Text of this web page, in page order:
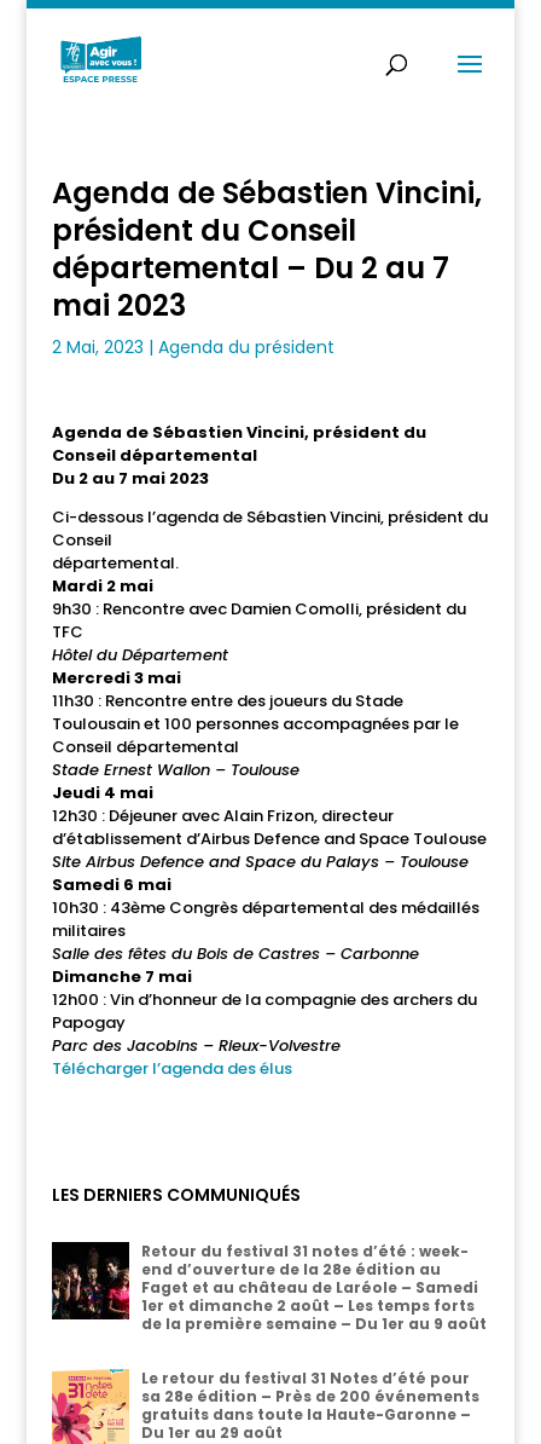
Agenda de Sébastien Vincini,
président du Conseil
départemental – Du 2 au 7
mai 2023
2 Mai, 2023 | Agenda du président
Agenda de Sébastien Vincini, président du
Conseil départemental
Du 2 au 7 mai 2023
Ci-dessous l’agenda de Sébastien Vincini, président du
Conseil
départemental.
Mardi 2 mai
9h30 : Rencontre avec Damien Comolli, président du
TFC
Hôtel du Département
Mercredi 3 mai
11h30 : Rencontre entre des joueurs du Stade
Toulousain et 100 personnes accompagnées par le
Conseil départemental
Stade Ernest Wallon – Toulouse
Jeudi 4 mai
12h30 : Déjeuner avec Alain Frizon, directeur
d’établissement d’Airbus Defence and Space Toulouse
Site Airbus Defence and Space du Palays – Toulouse
Samedi 6 mai
10h30 : 43ème Congrès départemental des médaillés
militaires
Salle des fêtes du Bois de Castres – Carbonne
Dimanche 7 mai
12h00 : Vin d’honneur de la compagnie des archers du
Papogay
Parc des Jacobins – Rieux-Volvestre
Télécharger l’agenda des élus
LES DERNIERS COMMUNIQUÉS
Retour du festival 31 notes d’été : week-
end d’ouverture de la 28e édition au
Faget et au château de Laréole – Samedi
1er et dimanche 2 août – Les temps forts
de la première semaine – Du 1er au 9 août
Le retour du festival 31 Notes d’été pour
sa 28e édition – Près de 200 événements
gratuits dans toute la Haute-Garonne –
Du 1er au 29 août